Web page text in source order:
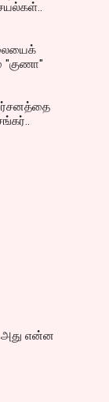
"குணா"
அது என்ன